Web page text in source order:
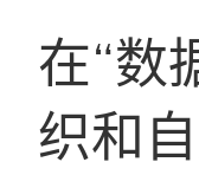
在“数
织和